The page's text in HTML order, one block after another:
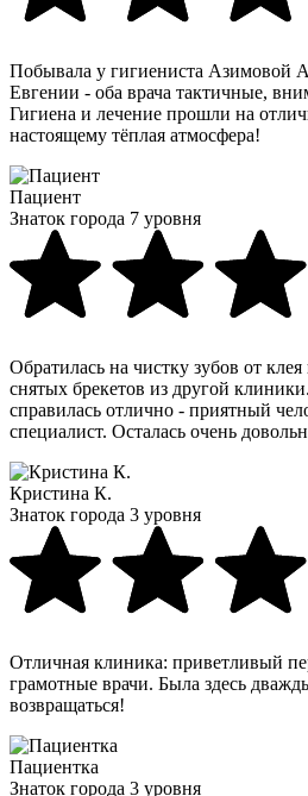
Побывала у гигиениста Азимовой
Евгении - оба врача тактичные,
Гигиена и лечение прошли на
настоящему тёплая атмосфера!
Пациент
Знаток города 7 уровня
Обратилась на чистку зубов от
снятых брекетов из другой
справилась отлично - приятный
специалист. Осталась очень
Кристина К.
Знаток города 3 уровня
Отличная клиника: приветливый
грамотные врачи. Была здесь
возвращаться!
Пациентка
Знаток города 3 уровня